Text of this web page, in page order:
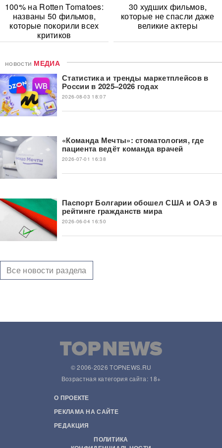
100% на Rotten Tomatoes:
названы 50 фильмов,
которые покорили всех
критиков
30 худших фильмов,
которые не спасли даже
великие актеры
новости МЕДИА
Статистика и тренды маркетплейсов в
России в 2025–2026 годах
2026-08-03 18:07
«Команда Мечты»: стоматология, где
пациента ведёт команда врачей
2026-07-01 16:38
Паспорт Болгарии обошел США и ОАЭ в
рейтинге гражданств мира
2026-06-04 16:50
Все новости раздела
© 2006-2026 TOPNEWS.RU
Возрастная категория сайта: 18+
О ПРОЕКТЕ
РЕКЛАМА НА САЙТЕ
РЕДАКЦИЯ
ПОЛИТИКА